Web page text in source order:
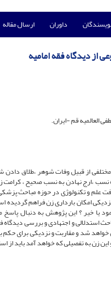
داوران ارسال مقاله
دیدگاه فقه امامیه
قم -ایران.
از قبیل وفات شوهر ،طلاق
نسب ،ارج نهادن به نسب صحیح ،
علم و تکنولوژی در حوزه مباحث
امکان بارداری زن فراهم گردیده
یا خیر ؟ این پژوهش به دنبال
استدلالی و اجتهادی و بررسی
شد و مقاربت و نزدیکی برای
زن به تفصیلی که خواهد آمد باید